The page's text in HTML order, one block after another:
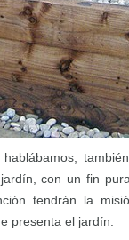
con un fin
tendrán la
presenta el jardín.